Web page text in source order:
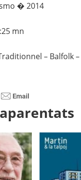
� 2014
mn
– Balfolk –